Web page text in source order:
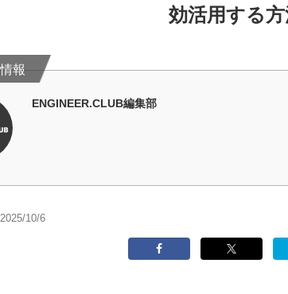
効活用する
ENGINEER.CLUB編集部
2025/10/6